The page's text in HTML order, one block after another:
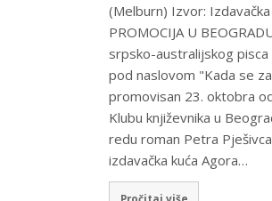
(Melburn) Izvor:
PROMOCIJA U
srpsko-australijskog
pod naslovom "Kada se
promovisan 23. oktobra
Klubu književnika u
redu roman Petra
izdavačka kuća Agora…